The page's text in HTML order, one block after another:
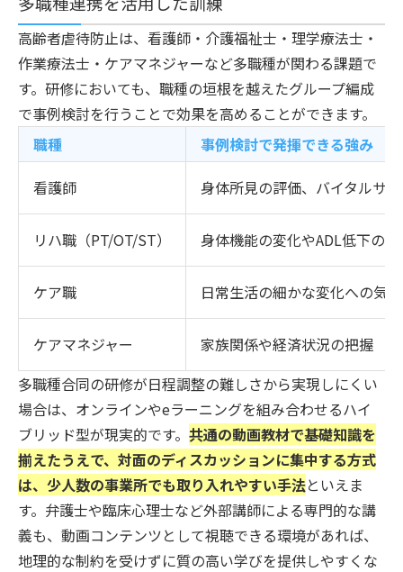
高齢者虐待防止は、看護師・介護福祉士・理学療法士・
作業療法士・ケアマネジャーなど多職種が関わる課題で
す。研修においても、職種の垣根を越えたグループ編成
で事例検討を行うことで効果を高めることができます。
職種
事例検討で発揮できる強み
看護師
身体所見の評価、バイタルサ
リハ職（PT/OT/ST） 身体機能の変化やADL低下の
ケア職 日常生活の細かな変化への気
ケアマネジャー
家族関係や経済状況の把握
多職種合同の研修が日程調整の難しさから実現しにくい
場合は、オンラインやeラーニングを組み合わせるハイ
ブリッド型が現実的です。 共通の動画教材で基礎知識を
揃えたうえで、対面のディスカッションに集中する方式
は、少人数の事業所でも取り入れやすい手法といえま
す。弁護士や臨床心理士など外部講師による専門的な講
義も、動画コンテンツとして視聴できる環境があれば、
地理的な制約を受けずに質の高い学びを提供しやすくな